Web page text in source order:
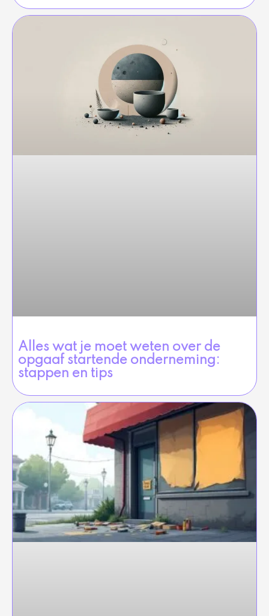
Alles wat je moet weten over de
opgaaf startende onderneming:
stappen en tips